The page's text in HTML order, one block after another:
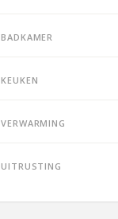
Badkamer
Keuken
Verwarming
Uitrusting